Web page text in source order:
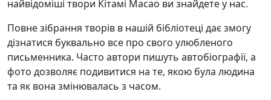
найвідоміші твори Кітамі Масао ви знайдете у нас.
Повне зібрання творів в нашій бібліотеці дає змогу
дізнатися буквально все про свого улюбленого
письменника. Часто автори пишуть автобіографії, а
фото дозволяє подивитися на те, якою була людина
та як вона змінювалась з часом.